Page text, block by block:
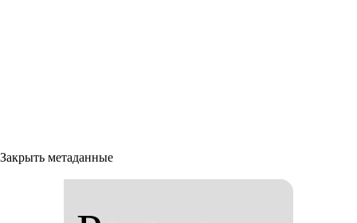
Закрыть метаданные